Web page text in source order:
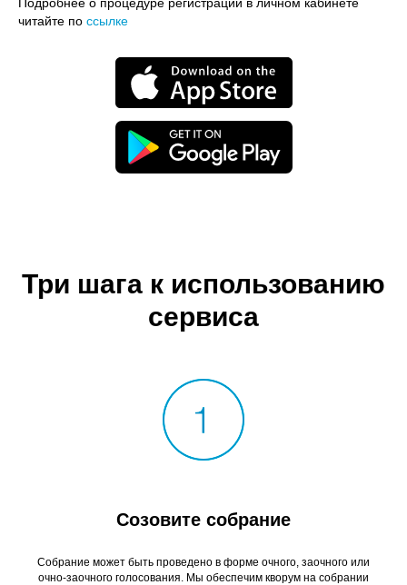
читайте по ссылке
Три шага к использованию
сервиса
Созовите собрание
Собрание может быть проведено в форме очного, заочного или
очно-заочного голосования. Мы обеспечим кворум на собрании